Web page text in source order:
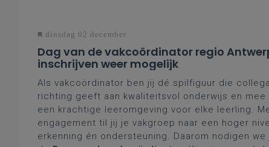
dinsdag 02 december
Dag van de vakcoördinator regio
inschrijven weer mogelijk
Als vakcoördinator ben jij dé spilfiguur die
richting geeft aan kwaliteitsvol onderwijs en mee
een krachtige leeromgeving voor elke leerling.
engagement til jij je vakgroep naar een hoger
erkenning én ondersteuning. Daarom nodigen